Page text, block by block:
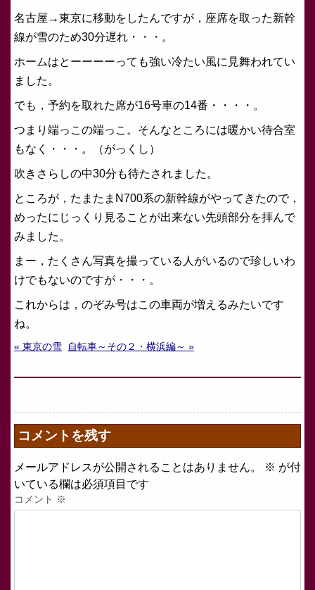
名古屋→東京に移動をしたんですが，座席を取った新幹
線が雪のため30分遅れ・・・。
ホームはとーーーーっても強い冷たい風に見舞われてい
ました。
でも，予約を取れた席が16号車の14番・・・・。
つまり端っこの端っこ。そんなところには暖かい待合室
もなく・・・。（がっくし）
吹きさらしの中30分も待たされました。
ところが，たまたまN700系の新幹線がやってきたので，
めったにじっくり見ることが出来ない先頭部分を拝んで
みました。
まー，たくさん写真を撮っている人がいるので珍しいわ
けでもないのですが・・・。
これからは，のぞみ号はこの車両が増えるみたいです
ね。
« 東京の雪 自転車～その２・横浜編～ »
コメントを残す
メールアドレスが公開されることはありません。 ※ が付
いている欄は必須項目です
コメント ※